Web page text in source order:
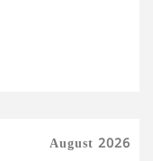
August 2026